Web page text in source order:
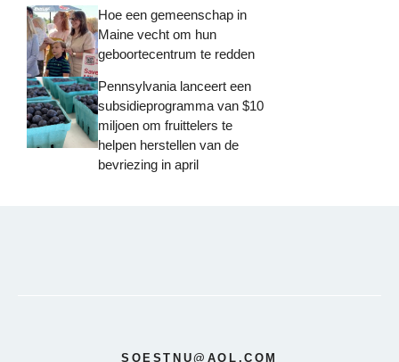
Hoe een gemeenschap in
Maine vecht om hun
geboortecentrum te redden
Pennsylvania lanceert een
subsidieprogramma van $10
miljoen om fruittelers te
helpen herstellen van de
bevriezing in april
SOESTNU@AOL.COM